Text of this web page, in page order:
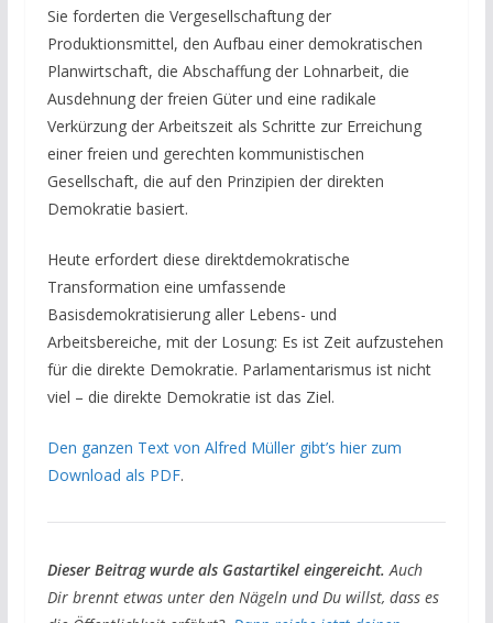
Sie forderten die Vergesellschaftung der
Produktionsmittel, den Aufbau einer demokratischen
Planwirtschaft, die Abschaffung der Lohnarbeit, die
Ausdehnung der freien Güter und eine radikale
Verkürzung der Arbeitszeit als Schritte zur Erreichung
einer freien und gerechten kommunistischen
Gesellschaft, die auf den Prinzipien der direkten
Demokratie basiert.
Heute erfordert diese direktdemokratische
Transformation eine umfassende
Basisdemokratisierung aller Lebens- und
Arbeitsbereiche, mit der Losung: Es ist Zeit aufzustehen
für die direkte Demokratie. Parlamentarismus ist nicht
viel – die direkte Demokratie ist das Ziel.
Den ganzen Text von Alfred Müller gibt’s hier zum
Download als PDF.
Dieser Beitrag wurde als Gastartikel eingereicht.Auch
Dir brennt etwas unter den Nägeln und Du willst, dass es